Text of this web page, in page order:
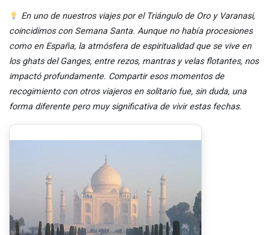
En uno de nuestros viajes por el Triángulo de Oro y Varanasi,
coincidimos con Semana Santa. Aunque no había procesiones
como en España, la atmósfera de espiritualidad que se vive en
los ghats del Ganges, entre rezos, mantras y velas flotantes, nos
impactó profundamente. Compartir esos momentos de
recogimiento con otros viajeros en solitario fue, sin duda, una
forma diferente pero muy significativa de vivir estas fechas.